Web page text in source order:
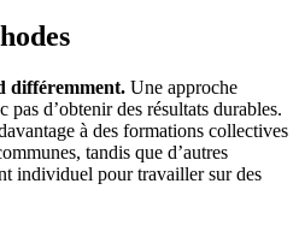
différemment. Une approche
d’obtenir des résultats durables.
à des formations collectives
tandis que d’autres
individuel pour travailler sur des